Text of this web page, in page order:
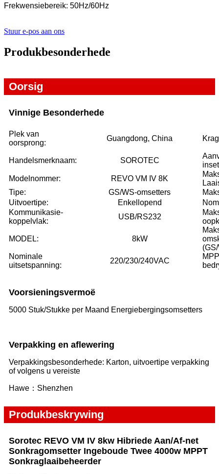
Frekwensiebereik: 50Hz/60Hz
Stuur e-pos aan ons
Produkbesonderhede
Oorsig
Vinnige Besonderhede
Plek van
oorsprong:
Guangdong, China
Handelsmerknaam: SOROTEC
Modelnommer:
REVO VM IV 8K
Tipe:
GS/WS-omsetters
Uitvoertipe:
Enkellopend
Kommunikasie-
koppelvlak:
USB/RS232
MODEL: 8kW
Nominale
uitsetspanning:
220/230/240VAC
Voorsieningsvermoë
5000 Stuk/Stukke per Maand Energiebergingsomsetters
Verpakking en aflewering
Verpakkingsbesonderhede: Karton, uitvoertipe verpakking
of volgens u vereiste
Hawe：Shenzhen
Produkbeskrywing
Sorotec REVO VM IV 8kw Hibriede Aan/Af-net
Sonkragomsetter Ingeboude Twee 4000w MPPT
Sonkraglaaibeheerder